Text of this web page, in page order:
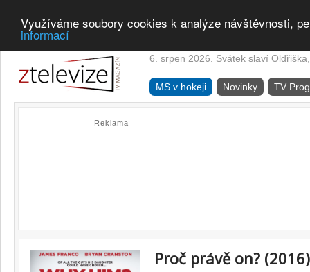
Využíváme soubory cookies k analýze návštěvnosti,
informací
6. srpen 2026. Svátek slaví
MS v hokeji Novinky TV
Reklama
Proč právě on? (2016)